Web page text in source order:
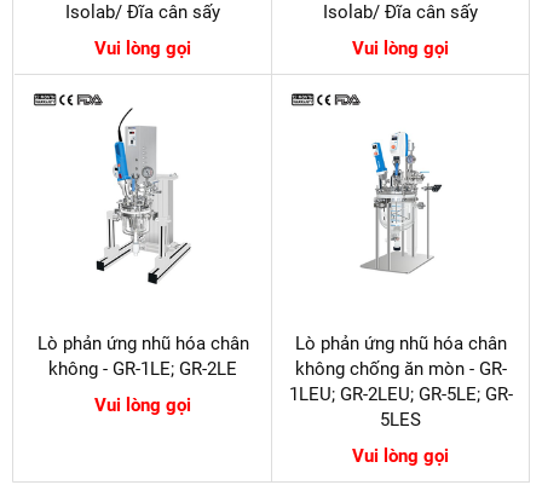
Isolab/ Đĩa cân sấy
Vui lòng gọi
Isolab/ Đĩa cân sấy
Vui lòng gọi
Lò phản ứng nhũ hóa chân
không - GR-1LE; GR-2LE
Vui lòng gọi
Lò phản ứng nhũ hóa chân
không chống ăn mòn - GR-
1LEU; GR-2LEU; GR-5LE; GR-
5LES
Vui lòng gọi